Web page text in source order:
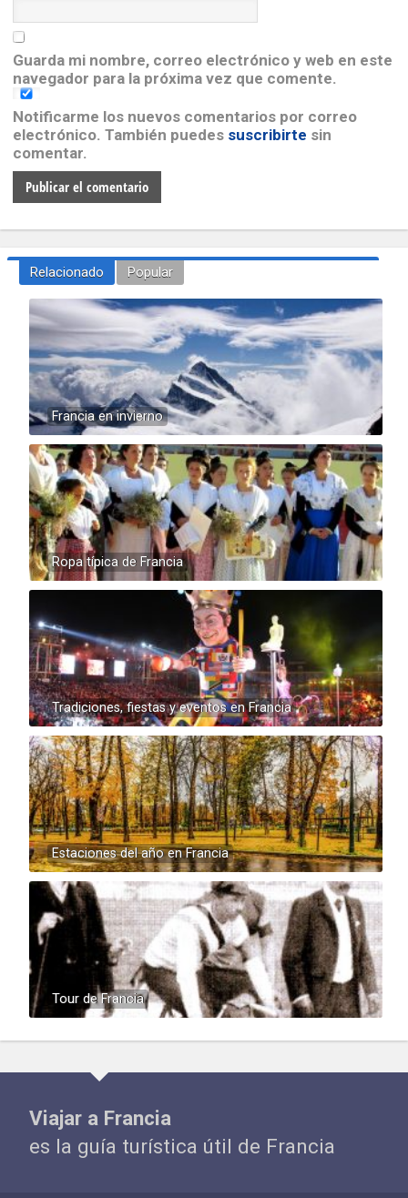
Guarda mi nombre, correo electrónico y web en este
navegador para la próxima vez que comente.
Notificarme los nuevos comentarios por correo
electrónico. También puedes suscribirte sin
comentar.
Relacionado Popular
Francia en invierno
Ropa típica de Francia
Tradiciones, fiestas y eventos en Francia
Estaciones del año en Francia
Tour de Francia
Viajar a Francia
es la guía turística útil de Francia